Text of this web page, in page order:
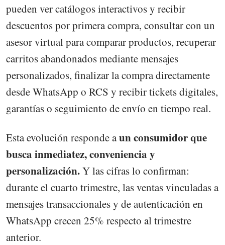
pueden ver catálogos interactivos y recibir
descuentos por primera compra, consultar con un
asesor virtual para comparar productos, recuperar
carritos abandonados mediante mensajes
personalizados, finalizar la compra directamente
desde WhatsApp o RCS y recibir tickets digitales,
garantías o seguimiento de envío en tiempo real.
Esta evolución responde aun consumidor que
busca inmediatez, conveniencia y
personalización.Y las cifras lo confirman:
durante el cuarto trimestre, las ventas vinculadas a
mensajes transaccionales y de autenticación en
WhatsApp crecen 25% respecto al trimestre
anterior.